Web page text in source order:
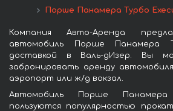
Порше Панамера Турбо
Компания Авто-Аренда
автомобиль Порше Панамера
доставкой в Валь-дИзер. Вы
забронировать аренду
аэропорт или ж/д вокзал.
Автомобиль Порше Панамера
пользуются популярностью